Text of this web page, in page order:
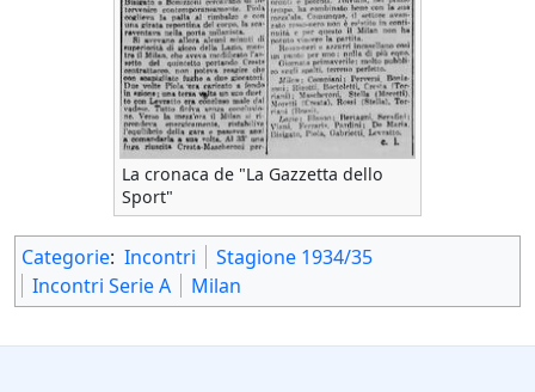
La cronaca de "La Gazzetta dello
Sport"
Categorie: Incontri
Stagione 1934/35
Incontri Serie A
Milan